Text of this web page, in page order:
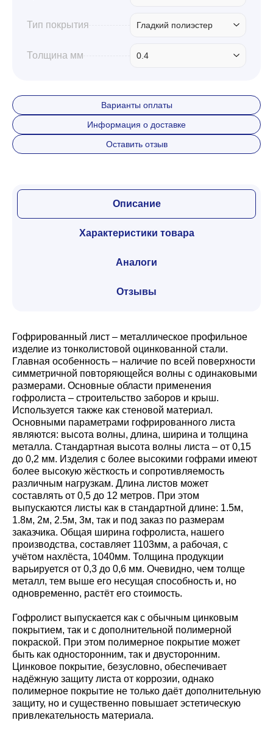
Тип покрытия Гладкий полиэстер
Толщина мм 0.4
Варианты оплаты
Информация о доставке
Оставить отзыв
Описание
Характеристики товара
Аналоги
Отзывы
Гофрированный лист – металлическое профильное
изделие из тонколистовой оцинкованной стали.
Главная особенность – наличие по всей поверхности
симметричной повторяющейся волны с одинаковыми
размерами. Основные области применения
гофролиста – строительство заборов и крыш.
Используется также как стеновой материал.
Основными параметрами гофрированного листа
являются: высота волны, длина, ширина и толщина
металла. Стандартная высота волны листа – от 0,15
до 0,2 мм. Изделия с более высокими гофрами имеют
более высокую жёсткость и сопротивляемость
различным нагрузкам. Длина листов может
составлять от 0,5 до 12 метров. При этом
выпускаются листы как в стандартной длине: 1.5м,
1.8м, 2м, 2.5м, 3м, так и под заказ по размерам
заказчика. Общая ширина гофролиста, нашего
производства, составляет 1103мм, а рабочая, с
учётом нахлёста, 1040мм. Толщина продукции
варьируется от 0,3 до 0,6 мм. Очевидно, чем толще
металл, тем выше его несущая способность и, но
одновременно, растёт его стоимость.
Гофролист выпускается как с обычным цинковым
покрытием, так и с дополнительной полимерной
покраской. При этом полимерное покрытие может
быть как односторонним, так и двусторонним.
Цинковое покрытие, безусловно, обеспечивает
надёжную защиту листа от коррозии, однако
полимерное покрытие не только даёт дополнительную
защиту, но и существенно повышает эстетическую
привлекательность материала.